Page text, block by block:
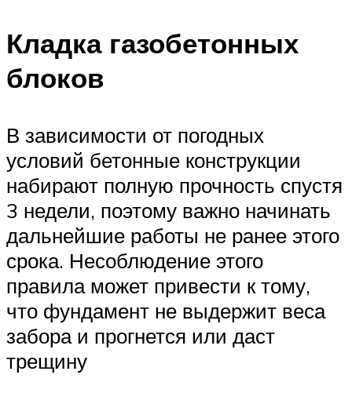
Кладка газобетонных
блоков
В зависимости от погодных
условий бетонные конструкции
набирают полную прочность спустя
3 недели, поэтому важно начинать
дальнейшие работы не ранее этого
срока. Несоблюдение этого
правила может привести к тому,
что фундамент не выдержит веса
забора и прогнется или даст
трещину